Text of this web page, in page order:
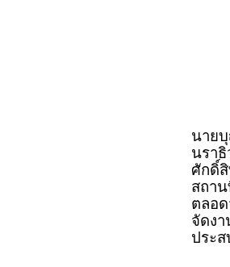
นาย
นราธิ
ศักดิ์
สถา
ตลอ
จัดง
ประ